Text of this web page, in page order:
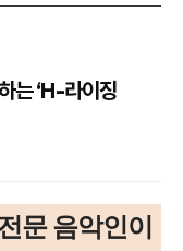
는 ‘H-라이징
문 음악인이